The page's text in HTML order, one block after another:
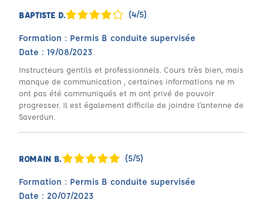
BAPTISTE D. (4/5)
Formation : Permis B conduite supervisée
Date : 19/08/2023
Instructeurs gentils et professionnels. Cours très bien, mais
manque de communication , certaines informations ne m
ont pas été communiqués et m ont privé de pouvoir
progresser. Il est également difficile de joindre l’antenne de
Saverdun.
ROMAIN B. (5/5)
Formation : Permis B conduite supervisée
Date : 20/07/2023